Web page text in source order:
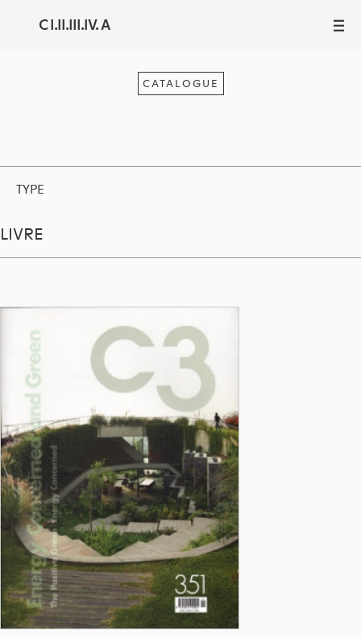
C I.II.III.IV. A III
CATALOGUE
TYPE
LIVRE